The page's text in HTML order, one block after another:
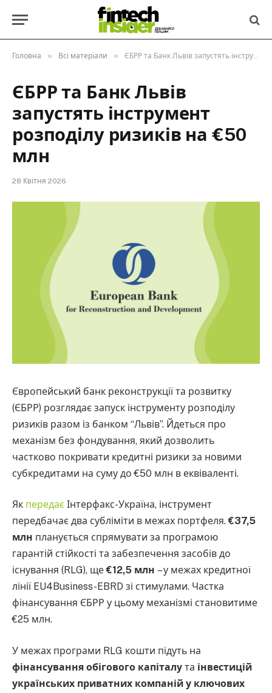
Головна » Всі матеріали » ЄБРР та Банк Львів запустять інструмент розподілу ризиків на €50 млн
ЄБРР та Банк Львів
запустять інструмент
розподілу ризиків на €50
млн
28 Квітня 2026
Європейський банк реконструкції та розвитку
(ЄБРР) розглядає запуск інструменту розподілу
ризиків разом із банком “Львів”. Йдеться про
механізм без фондування, який дозволить
частково покривати кредитні ризики за новими
субкредитами на суму до €50 млн в еквіваленті.
Як передає Інтерфакс-Україна, інструмент
передбачає два субліміти в межах портфеля.€37,5
млн планується спрямувати за програмою
гарантій стійкості та забезпечення засобів до
існування (RLG), ще€12,5 млн – у межах кредитної
лінії EU4Business-EBRD зі стимулами. Частка
фінансування ЄБРР у цьому механізмі становитиме
€25 млн.
У межах програми RLG кошти підуть на
фінансування обігового капіталу та інвестицій
українських приватних компаній у ключових